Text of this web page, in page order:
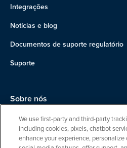
Integrações
Notícias e blog
Documentos de suporte regulatório
Suporte
Sobre nós
Equipe
Carreiras
We use first-party and third-party
including cookies, pixels, chatbot
enhance your experience,